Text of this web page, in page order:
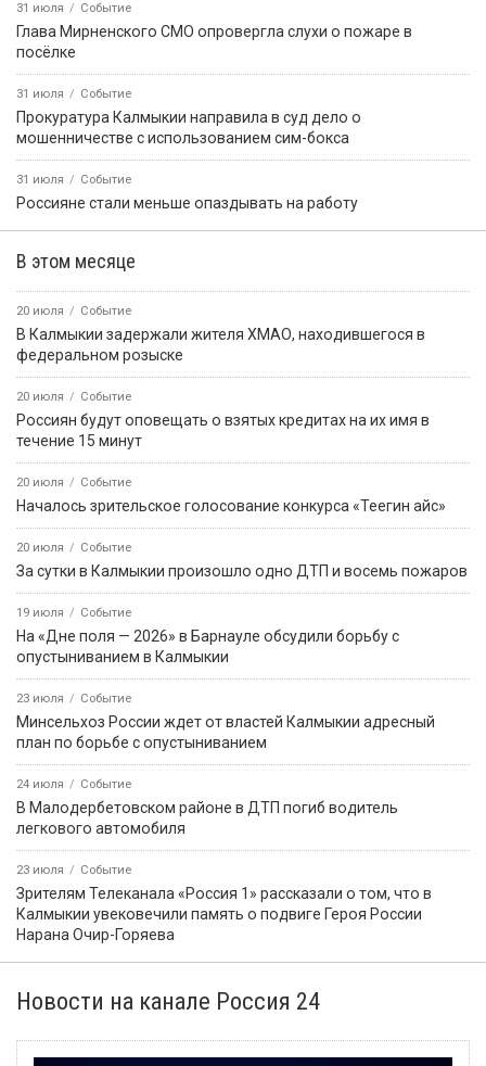
31 июля Событие
Глава Мирненского СМО опровергла слухи о пожаре в
посёлке
31 июля Событие
Прокуратура Калмыкии направила в суд дело о
мошенничестве с использованием сим-бокса
31 июля Событие
Россияне стали меньше опаздывать на работу
В этом месяце
20 июля Событие
В Калмыкии задержали жителя ХМАО, находившегося в
федеральном розыске
20 июля Событие
Россиян будут оповещать о взятых кредитах на их имя в
течение 15 минут
20 июля Событие
Началось зрительское голосование конкурса «Теегин айс»
20 июля Событие
За сутки в Калмыкии произошло одно ДТП и восемь пожаров
19 июля Событие
На «Дне поля — 2026» в Барнауле обсудили борьбу с
опустыниванием в Калмыкии
23 июля Событие
Минсельхоз России ждет от властей Калмыкии адресный
план по борьбе с опустыниванием
24 июля Событие
В Малодербетовском районе в ДТП погиб водитель
легкового автомобиля
23 июля Событие
Зрителям Телеканала «Россия 1» рассказали о том, что в
Калмыкии увековечили память о подвиге Героя России
Нарана Очир-Горяева
Новости на канале Россия 24